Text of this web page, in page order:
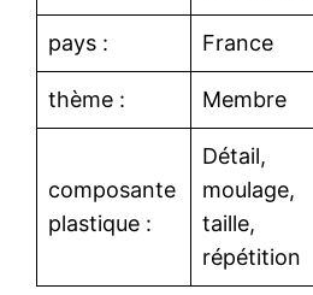
pays : France
thème : Membre
composante
plastique :
Détail,
moulage,
taille,
répétition